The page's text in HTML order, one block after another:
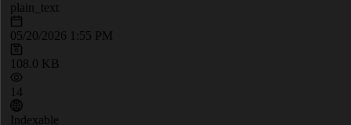
plain_text
05/20/2026 1:55 PM
108.0 KB
14
Indexable